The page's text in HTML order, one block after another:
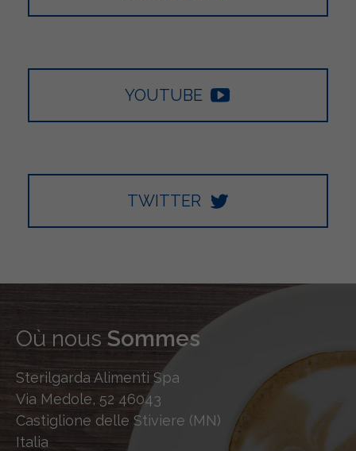
YOUTUBE
TWITTER
Où nous Sommes
Sterilgarda Alimenti Spa
Via Medole, 52 46043
Castiglione delle Stiviere (MN)
Italia